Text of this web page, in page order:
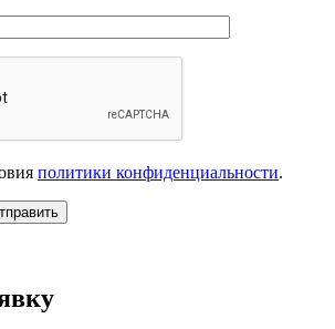
политики конфиденциальности.